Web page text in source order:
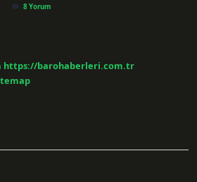
8 Yorum
https://barohaberleri.com.tr